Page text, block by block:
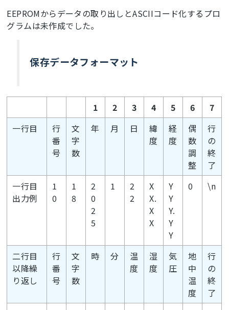
EEPROMからデータの取り出しとASCIIコード化するプロ
グラムは未作成でした。
保存データフォーマット
1 2 3 4 5 6
7
一行目
行
番
号
文
字
数
年 月 日
緯
度
経
度
偶
数
調
整
行
の
終
了
一行目
出力例
1
0
1
8
2
0
2
5
1
2
2
X
X.
X
X
Y
Y
Y.
Y
Y
0 \n
二行目
以降繰
り返し
行
番
号
文
字
数
時 分
温
度
湿
度
気
圧
地
中
温
度
行
の
終
了